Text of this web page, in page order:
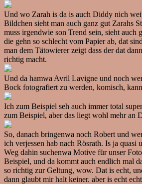
Und wo Zarah is da is auch Diddy nich
Bildchen sieht man auch ganz gut Zarahs
muss irgendwie son Trend sein, sieht auch
die gehn so schlecht vom Papier ab, dat
man dem Tätowierer zeigt dass der dat
richtig macht.
Und da hamwa Avril Lavigne und noch
Bock fotografiert zu werden, komisch,
Ich zum Beispiel seh auch immer total
zum Beispiel, aber das liegt wohl mehr an
So, danach bringenwa noch Robert und
ich verjessen hab nach Rösrath. Is ja quasi
Weg dahin suchenwa Motive für unser
Beispiel, und da kommt auch endlich mal
so richtig zur Geltung, wow. Dat is echt,
dann glaubt mir halt keiner. aber is echt